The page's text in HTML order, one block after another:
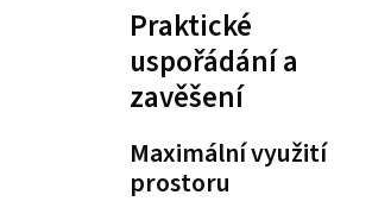
Praktické
uspořádání a
zavěšení
Maximální využití
prostoru